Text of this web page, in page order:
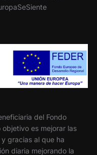
del Fondo
objetivo es mejorar las
gracias al que ha
diaria mejorando la